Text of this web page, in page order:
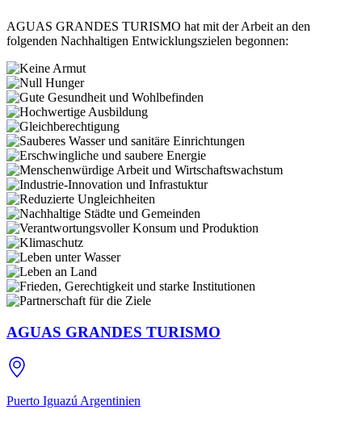
AGUAS GRANDES TURISMO hat mit der Arbeit an den
folgenden Nachhaltigen Entwicklungszielen begonnen:
AGUAS GRANDES TURISMO
Puerto Iguazú Argentinien